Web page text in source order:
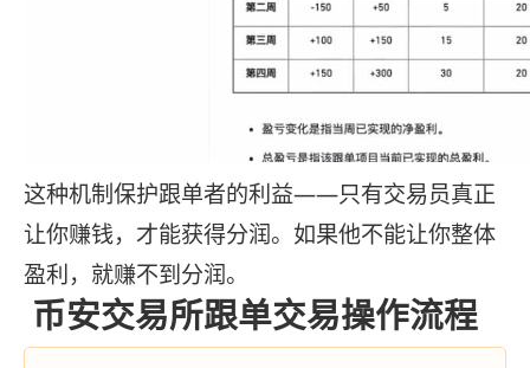
这种机制保护跟单者的利益——只有交易员真正
让你赚钱，才能获得分润。如果他不能让你整体
盈利，就赚不到分润。
币安交易所跟单交易操作流程